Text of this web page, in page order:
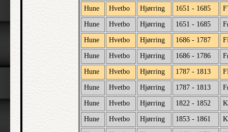
Hune Hvetbo Hjørring 1651 - 1685
Hune Hvetbo Hjørring 1651 - 1685
Hune Hvetbo Hjørring 1686 - 1787
Hune Hvetbo Hjørring 1686 - 1786
Hune Hvetbo Hjørring 1787 - 1813
Hune Hvetbo Hjørring 1787 - 1813
Hune Hvetbo Hjørring 1822 - 1852
Hune Hvetbo Hjørring 1853 - 1861